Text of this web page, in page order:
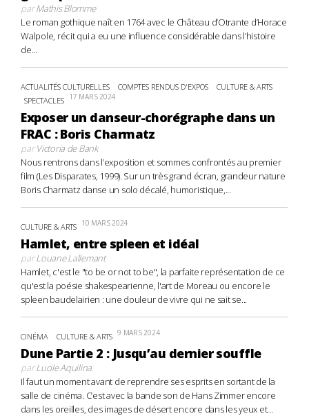
parMathis Blomme
Le roman gothique naît en 1764 avec le Château d’Otrante d’Horace
Walpole, récit qui a eu une influence considérable dans l’histoire
de...
ACTUALITÉS CULTURELLES COMPTES RENDUS D'EXPOS
CULTURE & ARTS
SPECTACLES 17 MARS 2024
Exposer un danseur-chorégraphe dans un
FRAC : Boris Charmatz
parVictoria de Bank
Nous rentrons dans l’exposition et sommes confrontés au premier
film (Les Disparates, 1999). Sur un très grand écran, grandeur nature
Boris Charmatz danse un solo décalé, humoristique,...
CULTURE & ARTS 10 MARS 2024
Hamlet, entre spleen et idéal
parLouane Lallemant
Hamlet, c'est le "to be or not to be", la parfaite représentation de ce
qu'est la poésie shakespearienne, l'art de Moreau ou encore le
spleen baudelairien : une douleur de vivre qui ne sait se...
CINÉMA CULTURE & ARTS 9 MARS 2024
Dune Partie 2 : Jusqu’au dernier souffle
parLucile Aquilina
Il faut un moment avant de reprendre ses esprits en sortant de la
salle de cinéma. C’est avec la bande son de Hans Zimmer encore
dans les oreilles, des images de désert encore dans les yeux et...